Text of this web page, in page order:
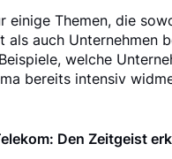
einige Themen, die
als auch Unternehmen
welche
bereits intensiv
Den Zeitgeist